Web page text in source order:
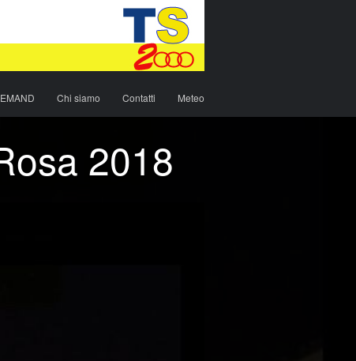
Chi siamo Contatti Meteo
2018